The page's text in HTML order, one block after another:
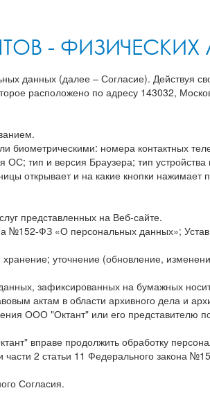
- ФИЗИЧЕСКИХ
данных (далее – Согласие). Действуя
расположено по адресу 143032,
номера контактных
тип и версия Браузера; тип
открывает и на какие кнопки нажимает
представленных на Веб-сайте.
№152-ФЗ «О персональных данных»;
уточнение (обновление,
зафиксированных на бумажных
актам в области архивного дела и
ООО "Октант" или его представителю
вправе продолжить обработку
части 2 статьи 11 Федерального закона
Согласия.